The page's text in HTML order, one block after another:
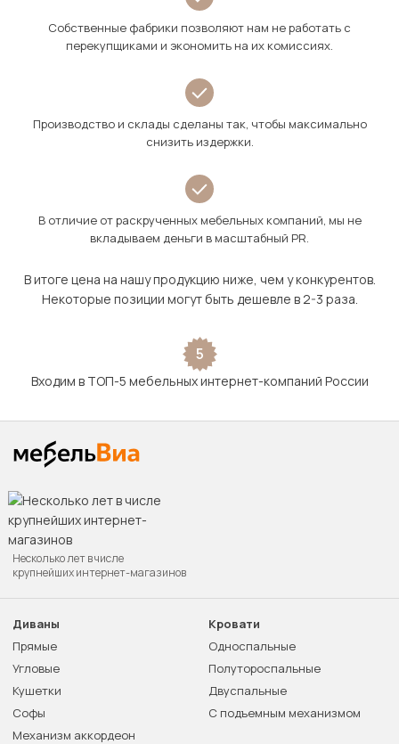
Собственные фабрики позволяют нам не работать с
перекупщиками и экономить на их комиссиях.
Производство и склады сделаны так, чтобы максимально
снизить издержки.
В отличие от раскрученных мебельных компаний, мы не
вкладываем деньги в масштабный PR.
В итоге цена на нашу продукцию ниже, чем у конкурентов.
Некоторые позиции могут быть дешевле в 2-3 раза.
5
Входим в ТОП-5 мебельных интернет-компаний России
Несколько лет в числе
крупнейших интернет-магазинов
Диваны
Прямые
Угловые
Кушетки
Софы
Механизм аккордеон
Кровати
Односпальные
Полутороспальные
Двуспальные
С подъемным механизмом